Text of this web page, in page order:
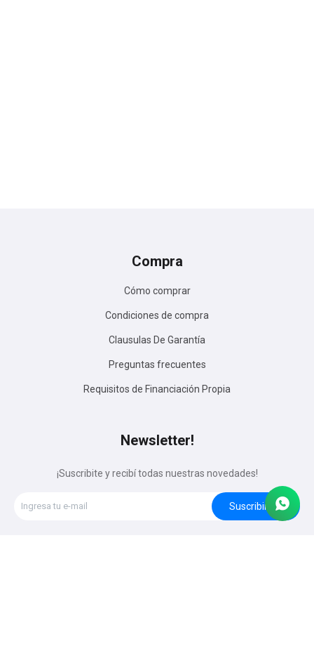
Compra
Cómo comprar
Condiciones de compra
Clausulas De Garantía
Preguntas frecuentes
Requisitos de Financiación Propia
Newsletter!
¡Suscribite y recibí todas nuestras novedades!
Suscribirme